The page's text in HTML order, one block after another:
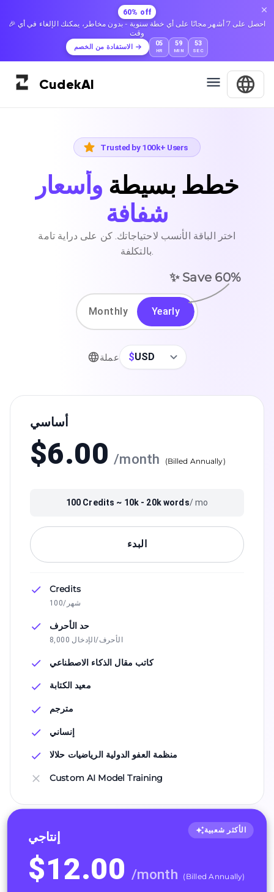
60% off
🎉 احصل على 7 أشهر مجانًا على أي خطة سنوية - بدون مخاطر، يمكنك الإلغاء في أي
وقت
الاستفادة من الخصم 05
HR
59
MIN
52
SEC
CudekAI
Trusted by 100k+ Users
خطط بسيطة وأسعار
شفافة
اختر الباقة الأنسب لاحتياجاتك. كن على دراية تامة
بالتكلفة.
✨ Save 60%
Monthly Yearly
عملة $USD
أساسي
$6.00 /month (Billed Annually)
100 Credits ~ 10k - 20kwords/ mo
البدء
Credits
100/شهر
حد الأحرف
8,000 الأحرف/الإدخال
كاتب مقال الذكاء الاصطناعي
معيد الكتابة
مترجم
إنساني
منظمة العفو الدولية الرياضيات حلالا
Custom AI Model Training
الأكثر شعبية إنتاجي
$12.00 /month (Billed Annually)